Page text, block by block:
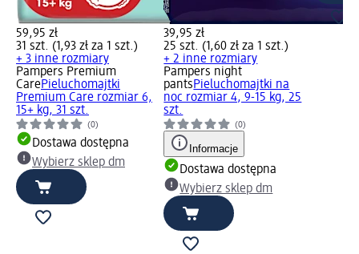
59,95 zł
31 szt. (1,93 zł za 1 szt.)
+ 3 inne rozmiary
Pampers Premium
CarePieluchomajtki
Premium Care rozmiar 6,
15+ kg, 31 szt.
(0)
Dostawa dostępna
Wybierz sklep dm
39,95 zł
25 szt. (1,60 zł za 1 szt.)
+ 2 inne rozmiary
Pampers night
pantsPieluchomajtki na
noc rozmiar 4, 9-15 kg, 25
szt.
(0)
Informacje
Dostawa dostępna
Wybierz sklep dm